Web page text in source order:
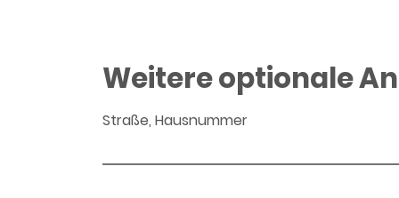
Weitere optionale
Straße, Hausnummer